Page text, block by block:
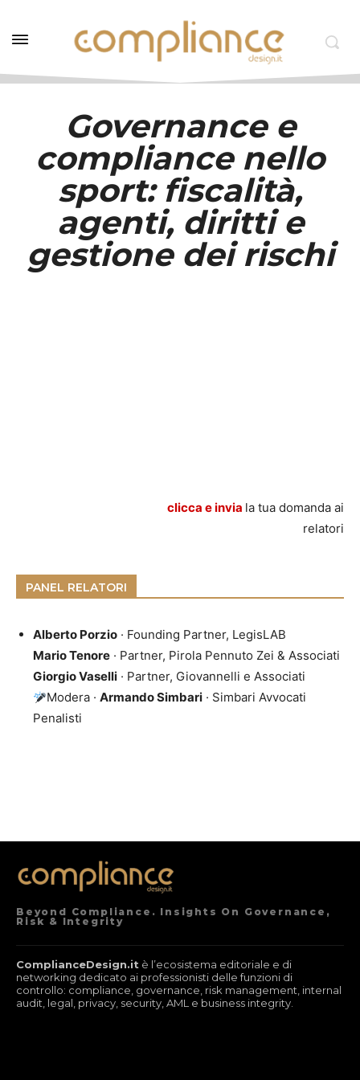
Governance e
compliance nello
sport: fiscalità,
agenti, diritti e
gestione dei rischi
clicca e invia la tua domanda ai
relatori
PANEL RELATORI
Alberto Porzio · Founding Partner, LegisLAB
Mario Tenore · Partner, Pirola Pennuto Zei & Associati
Giorgio Vaselli · Partner, Giovannelli e Associati
Modera ·Armando Simbari · Simbari Avvocati
Penalisti
Beyond Compliance. Insights On Governance,
Risk & Integrity
ComplianceDesign.it è l’ecosistema editoriale e di
networking dedicato ai professionisti delle funzioni di
controllo: compliance, governance, risk management, internal
audit, legal, privacy, security, AML e business integrity.